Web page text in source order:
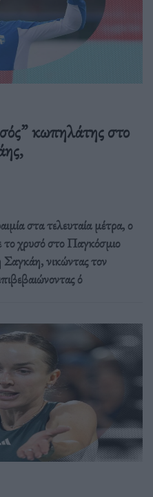
κωπηλάτης στο
στα τελευταία μέτρα, ο
χρυσό στο Παγκόσμιο
νικώντας τον
ό